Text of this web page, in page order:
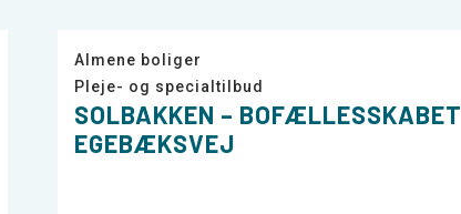
Almene boliger
Pleje- og specialtilbud
SOLBAKKEN – BOFÆLLESSKABET
EGEBÆKSVEJ